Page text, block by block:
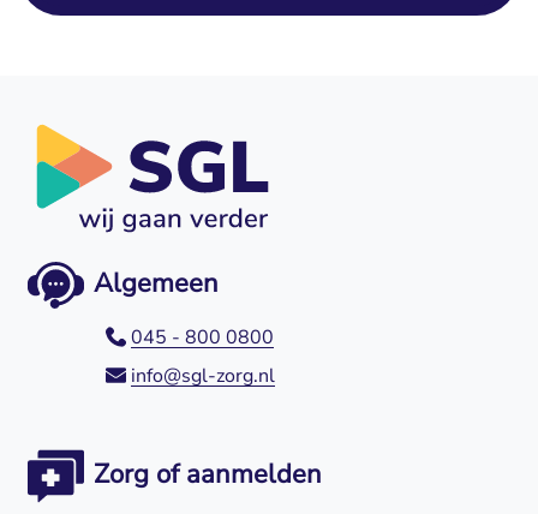
Algemeen
045 - 800 0800
info@sgl-zorg.nl
Zorg of aanmelden